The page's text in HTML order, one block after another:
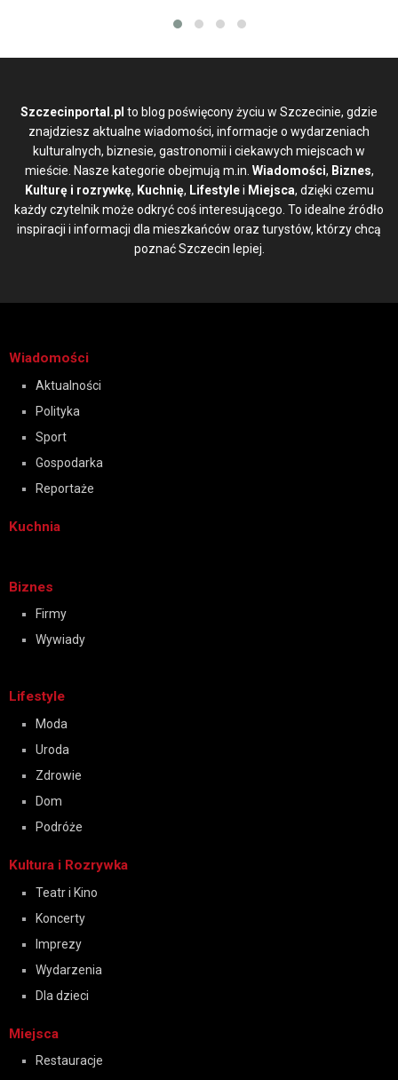
Szczecinportal.pl to blog poświęcony życiu w Szczecinie, gdzie
znajdziesz aktualne wiadomości, informacje o wydarzeniach
kulturalnych, biznesie, gastronomii i ciekawych miejscach w
mieście. Nasze kategorie obejmują m.in. Wiadomości, Biznes,
Kulturę i rozrywkę, Kuchnię, Lifestylei Miejsca, dzięki czemu
każdy czytelnik może odkryć coś interesującego. To idealne źródło
inspiracji i informacji dla mieszkańców oraz turystów, którzy chcą
poznać Szczecin lepiej.
Wiadomości
Aktualności
Polityka
Sport
Gospodarka
Reportaże
Kuchnia
Biznes
Firmy
Wywiady
Lifestyle
Moda
Uroda
Zdrowie
Dom
Podróże
Kultura i Rozrywka
Teatr i Kino
Koncerty
Imprezy
Wydarzenia
Dla dzieci
Miejsca
Restauracje